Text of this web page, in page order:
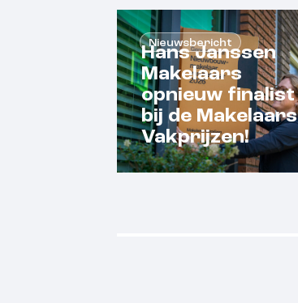
Nieuwsbericht
Hans Janssen
Makelaars
opnieuw finalist
bij de Makelaars
Vakprijzen!